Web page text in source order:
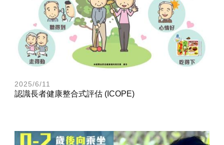
2025/6/11
認識長者健康整合式評估 (ICOPE)